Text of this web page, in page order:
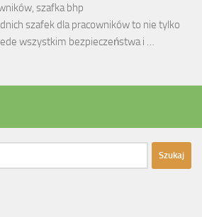
szafka bhp
szafek dla pracowników to nie tylko
wszystkim bezpieczeństwa i …